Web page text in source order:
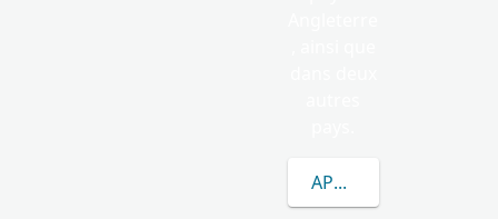
APPRENEZ-EN